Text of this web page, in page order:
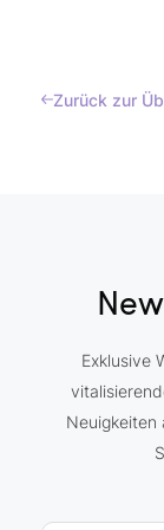
Zurück zur
Exklusive
Neuigkeiten